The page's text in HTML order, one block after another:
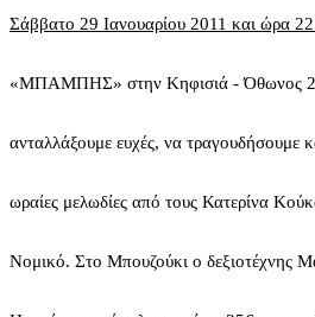
Σάββατο 29 Ιανουαρίου 2011 και ώρα
«ΜΠΑΜΠΗΣ» στην Κηφισιά - Όθωνος
ανταλλάξουμε ευχές, να τραγουδήσουμε
ωραίες μελωδίες από τους Κατερίνα
Νομικό. Στο Μπουζούκι ο δεξιοτέχνης